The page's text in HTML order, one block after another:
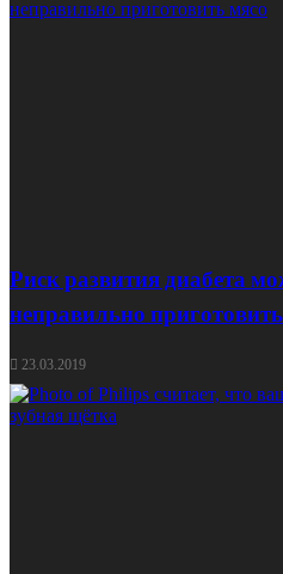
Риск развития диабета
неправильно
23.03.2019